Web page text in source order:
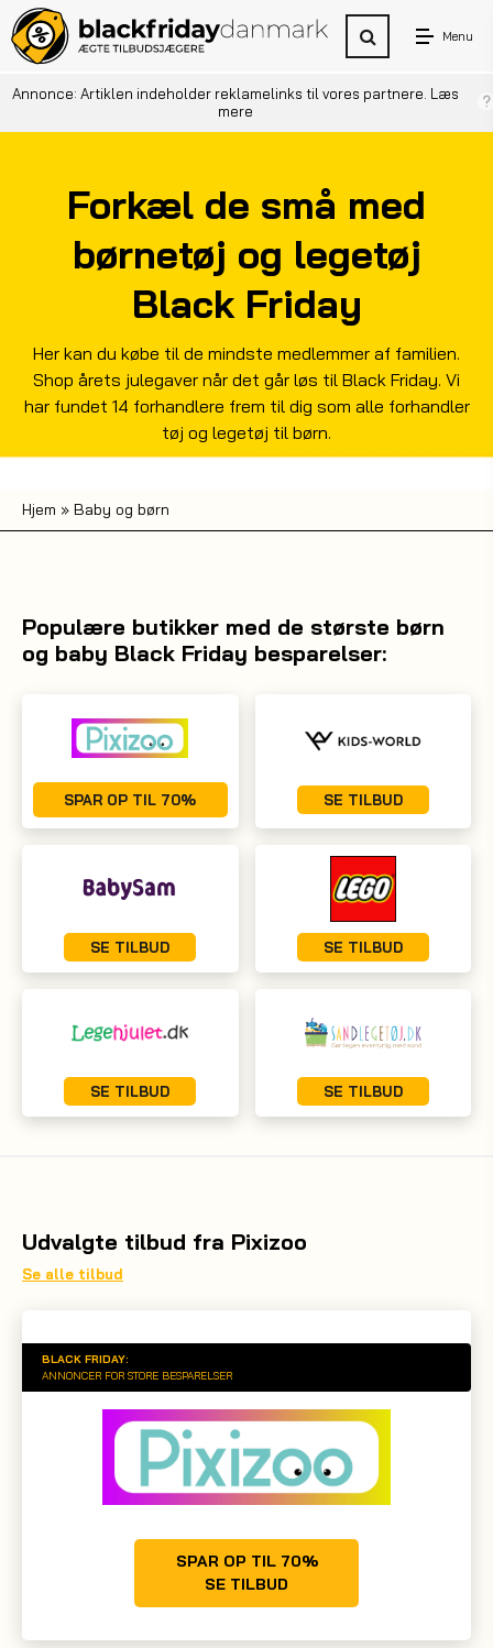
Menu
Annonce: Artiklen indeholder reklamelinks til vores partnere. Læs
mere
Forkæl de små med
børnetøj og legetøj
Black Friday
Her kan du købe til de mindste medlemmer af familien.
Shop årets julegaver når det går løs til Black Friday. Vi
har fundet 14 forhandlere frem til dig som alle forhandler
tøj og legetøj til børn.
Hjem » Baby og børn
Populære butikker med de største børn
og baby Black Friday besparelser:
SPAR OP TIL 70% SE TILBUD
SE TILBUD SE TILBUD
SE TILBUD SE TILBUD
Udvalgte tilbud fra Pixizoo
Se alle tilbud
BLACK FRIDAY:
ANNONCER FOR STORE BESPARELSER
SPAR OP TIL 70%
SE TILBUD